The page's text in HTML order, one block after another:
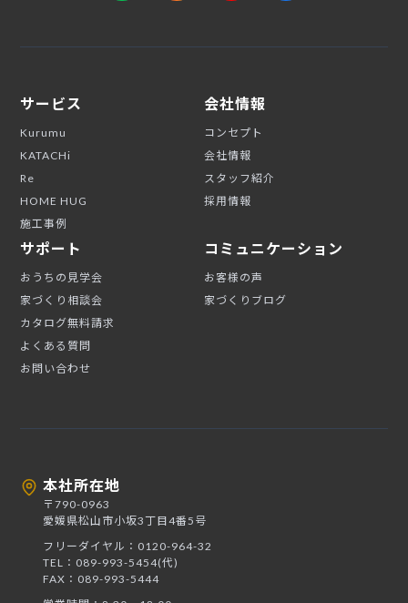
サービス
Kurumu
KATACHi
Re
HOME HUG
施工事例
会社情報
コンセプト
会社情報
スタッフ紹介
採用情報
サポート
おうちの見学会
家づくり相談会
カタログ無料請求
よくある質問
お問い合わせ
コミュニケーション
お客様の声
家づくりブログ
本社所在地
〒790-0963
愛媛県松山市小坂3丁目4番5号
フリーダイヤル：0120-964-32
TEL：089-993-5454(代)
FAX：089-993-5444